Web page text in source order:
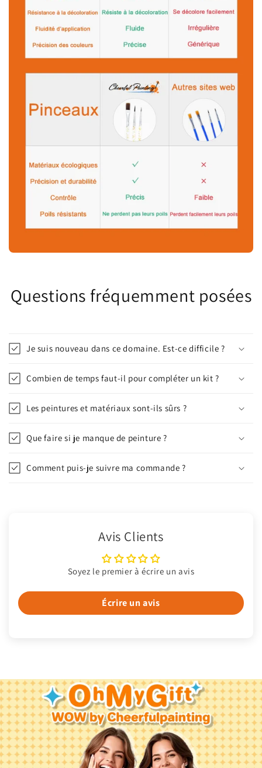
Questions fréquemment posées
Je suis nouveau dans ce domaine. Est-ce difficile ?
Combien de temps faut-il pour compléter un kit ?
Les peintures et matériaux sont-ils sûrs ?
Que faire si je manque de peinture ?
Comment puis-je suivre ma commande ?
Avis Clients
Soyez le premier à écrire un avis
Écrire un avis